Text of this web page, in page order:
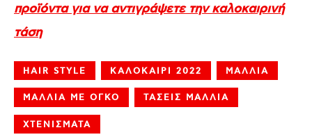
προϊόντα για να αντιγράψετε την καλοκαιρινή
τάση
HAIR STYLE ΚΑΛΟΚΑΙΡΙ 2022 ΜΑΛΛΙΑ
ΜΑΛΛΙΑ ΜΕ ΟΓΚΟ ΤΑΣΕΙΣ ΜΑΛΛΙΑ
ΧΤΕΝΙΣΜΑΤΑ